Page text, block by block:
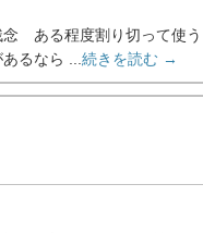
ある程度割り切って使
るなら ... 続きを読む →